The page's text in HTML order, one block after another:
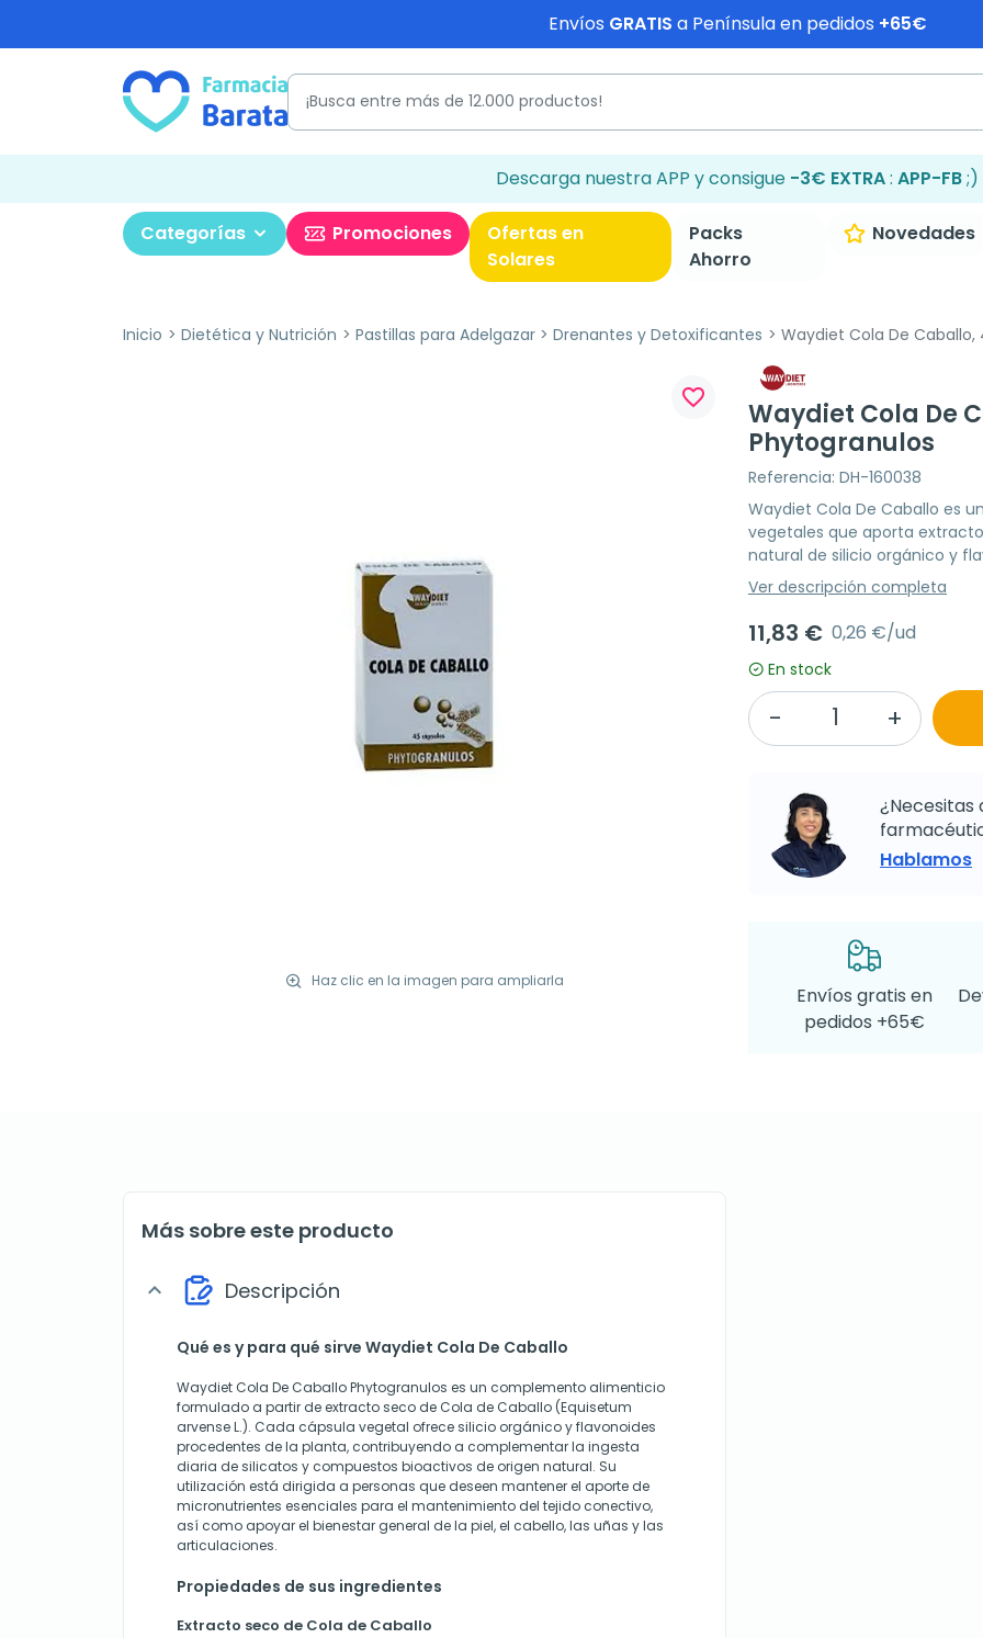
Envíos GRATIS a Península en pedidos +65€
Descarga nuestra APP y consigue -3€ EXTRA: APP-FB;)
Categorías Promociones
Ofertas en
Solares
Packs
Ahorro
Novedades
Inicio Dietética y Nutrición Pastillas para Adelgazar Drenantes y Detoxificantes Waydiet Cola De
Haz clic en la imagen para ampliarla
favorite_border
Waydiet Cola De
Phytogranulos
Referencia: DH-160038
Waydiet Cola De Caballo es
vegetales que aporta
natural de silicio orgánico y
Ver descripción completa
11,83 € 0,26 €/ud
En stock
¿Necesitas
Hablamos
Envíos gratis en
pedidos +65€
Más sobre este producto
expand_more Descripción
Qué es y para qué sirve Waydiet Cola De Caballo
Waydiet Cola De Caballo Phytogranulos es un complemento alimenticio
formulado a partir de extracto seco de Cola de Caballo (Equisetum
arvense L.). Cada cápsula vegetal ofrece silicio orgánico y flavonoides
procedentes de la planta, contribuyendo a complementar la ingesta
diaria de silicatos y compuestos bioactivos de origen natural. Su
utilización está dirigida a personas que deseen mantener el aporte de
micronutrientes esenciales para el mantenimiento del tejido conectivo,
así como apoyar el bienestar general de la piel, el cabello, las uñas y las
articulaciones.
Propiedades de sus ingredientes
Extracto seco de Cola de Caballo